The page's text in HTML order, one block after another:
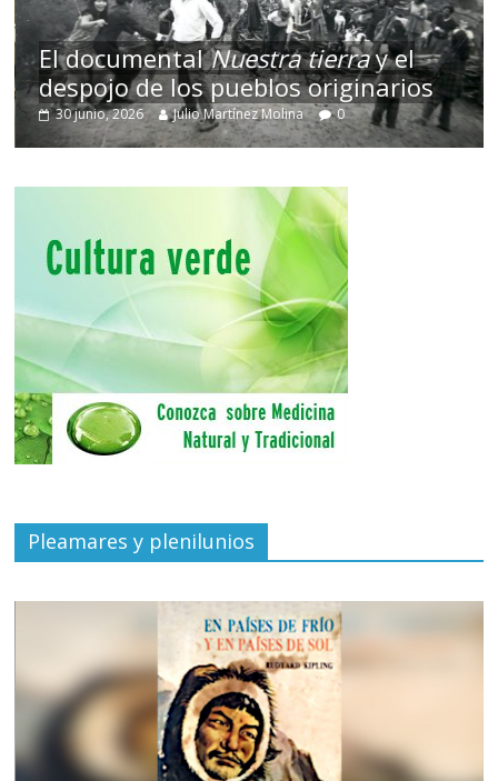
El documentalNuestra tierray el
despojo de los pueblos originarios
30 junio, 2026 Julio Martínez Molina 0
Pleamares y plenilunios